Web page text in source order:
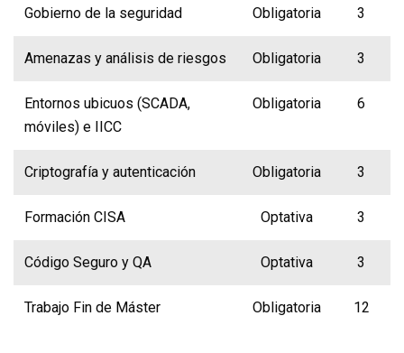
Gobierno de la seguridad Obligatoria 3
Amenazas y análisis de riesgos Obligatoria 3
Entornos ubicuos (SCADA,
móviles) e IICC
Obligatoria 6
Criptografía y autenticación Obligatoria 3
Formación CISA Optativa 3
Código Seguro y QA Optativa 3
Trabajo Fin de Máster Obligatoria 12